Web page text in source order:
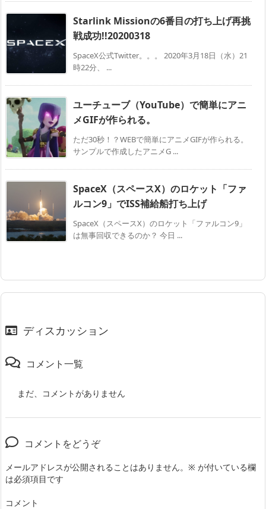
Starlink Missionの6番目の打ち上げ再挑
戦成功!!20200318
SpaceX公式Twitter。。。 2020年3月18日（水）21
時22分、 ...
ユーチューブ（YouTube）で簡単にアニ
メGIFが作られる。
ただ30秒！？WEBで簡単にアニメGIFが作られる。
サンプルで作成したアニメG ...
SpaceX（スペースX）のロケット「ファ
ルコン9」でISS補給船打ち上げ
SpaceX（スペースX）のロケット「ファルコン9」
は無事回収できるのか？ 今日 ...
ディスカッション
コメント一覧
まだ、コメントがありません
コメントをどうぞ
メールアドレスが公開されることはありません。 ※ が付いている欄
は必須項目です
コメント